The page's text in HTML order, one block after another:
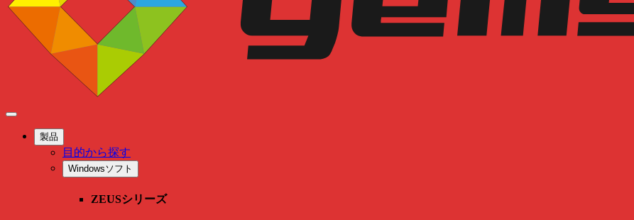
製品
目的から探す
Windowsソフト
ZEUSシリーズ